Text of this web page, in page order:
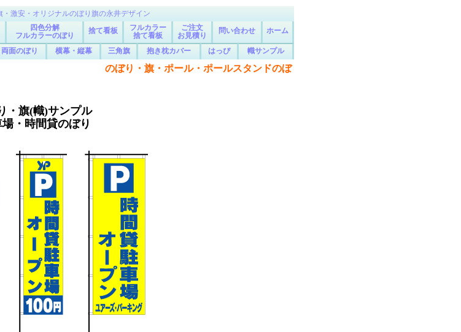
激安・オリジナルのぼり旗の永井デザイン
四色分解
フルカラーのぼり
捨て看板
フルカラー
捨て看板
ご注文
お見積り
問い合わせ ホーム
両面のぼり 横幕・縦幕 三角旗 抱き枕カバー はっぴ 幟サンプル
のぼり・旗・ポール・ポールスタンドのぼりの格安激安販売！
・旗(幟)サンプル
・時間貸のぼり